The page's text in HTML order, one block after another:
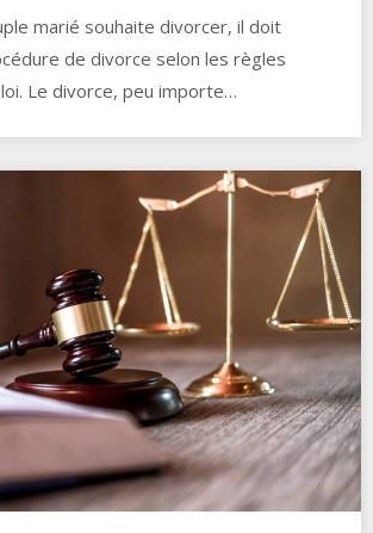
marié souhaite divorcer, il doit
de divorce selon les règles
Le divorce, peu importe…